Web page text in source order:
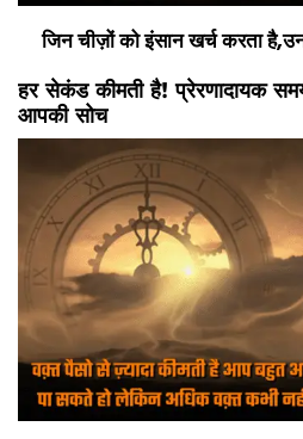
जिन चीज़ों को इंसान खर्च करता
हर सेकंड कीमती है! प्रेरणादायक
आपकी सोच